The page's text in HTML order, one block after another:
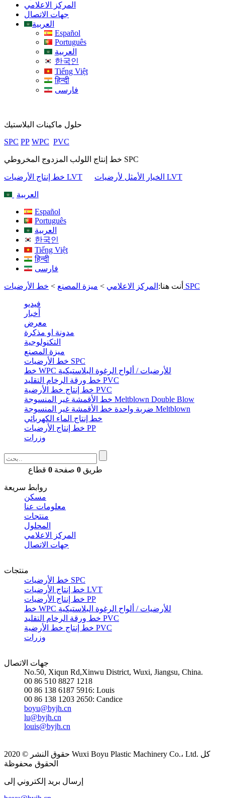
المركز الاعلامي
جهات الاتصال
العربية
Español
Português
العربية
한국인
Tiếng Việt
हिन्दी
فارسی
حلول ماكينات البلاستيك
SPC PP WPC PVC
خط إنتاج اللولب المزدوج المخروطي SPC
خط إنتاج الأرضيات LVT الخيار الأمثل لأرضيات LVT
العربية
Español
Português
العربية
한국인
Tiếng Việt
हिन्दी
فارسی
أنت هنا: المركز الاعلامي > ميزة المصنع > خط الأرضيات SPC
فيديو
أخبار
معرض
مدونة او مذكرة
التكنولوجية
ميزة المصنع
خط الأرضيات SPC
خط WPC للأرضيات / ألواح الرغوة البلاستيكية
خط ورقة الرخام التقليد PVC
خط إنتاج خط الأرضية PVC
خط الأقمشة غير المنسوجة Meltblown Double Blow
ضربة واحدة خط الأقمشة غير المنسوجة Meltblown
خط إنتاج الماء الكهربائي
خط إنتاج الأرضيات PP
وزرات
طريق0 صفحة0 قطاع
روابط سريعة
مسكن
معلومات عنا
منتجات
المحلول
المركز الاعلامي
جهات الاتصال
منتجات
خط الأرضيات SPC
خط إنتاج الأرضيات LVT
خط إنتاج الأرضيات PP
خط WPC للأرضيات / ألواح الرغوة البلاستيكية
خط ورقة الرخام التقليد PVC
خط إنتاج خط الأرضية PVC
وزرات
جهات الاتصال
No.50, Xiqun Rd,Xinwu District, Wuxi, Jiangsu, China.
00 86 510 8827 1218
00 86 138 6187 5916: Louis
00 86 138 1203 2650: Candice
boyu@byjh.cn
lu@byjh.cn
louis@byjh.cn
حقوق النشر © 2020 Wuxi Boyu Plastic Machinery Co.، Ltd. كل
الحقوق محفوظة
إرسال بريد إلكتروني إلى